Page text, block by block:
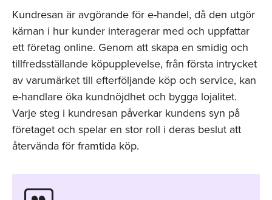
Kundresan är avgörande för e-handel, då den utgör
kärnan i hur kunder interagerar med och uppfattar
ett företag online. Genom att skapa en smidig och
tillfredsställande köpupplevelse, från första intrycket
av varumärket till efterföljande köp och service, kan
e-handlare öka kundnöjdhet och bygga lojalitet.
Varje steg i kundresan påverkar kundens syn på
företaget och spelar en stor roll i deras beslut att
återvända för framtida köp.